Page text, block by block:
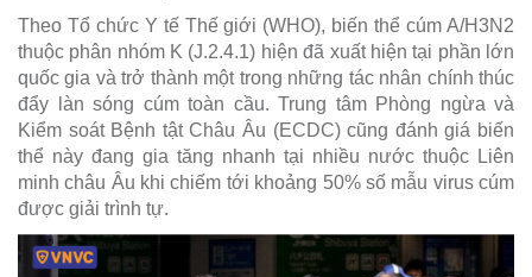
Theo Tổ chức Y tế Thế giới (WHO), biến thể cúm A/H3N2
thuộc phân nhóm K (J.2.4.1) hiện đã xuất hiện tại phần lớn
quốc gia và trở thành một trong những tác nhân chính thúc
đẩy làn sóng cúm toàn cầu. Trung tâm Phòng ngừa và
Kiểm soát Bệnh tật Châu Âu (ECDC) cũng đánh giá biến
thể này đang gia tăng nhanh tại nhiều nước thuộc Liên
minh châu Âu khi chiếm tới khoảng 50% số mẫu virus cúm
được giải trình tự.